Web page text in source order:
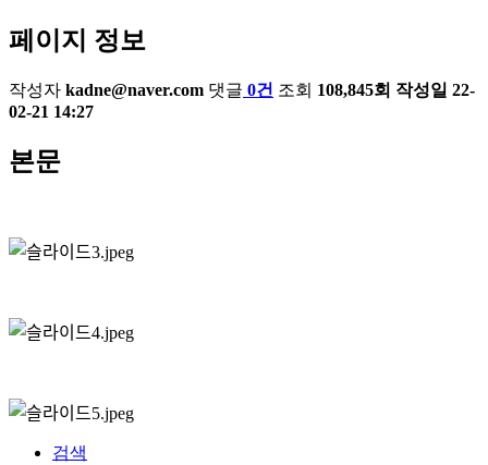
페이지 정보
작성자 kadne@naver.com 댓글 0건 조회 108,845회 작성일 22-
02-21 14:27
본문
검색